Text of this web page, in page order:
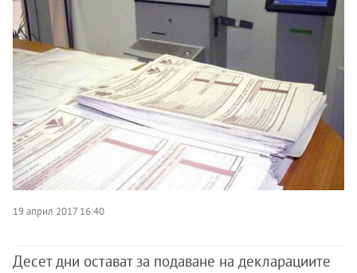
19 април 2017 16:40
Десет дни остават за подаване на декларациите